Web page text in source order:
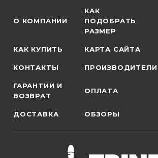
О КОМПАНИИ
КАК
ПОДОБРАТЬ
РАЗМЕР
КАК КУПИТЬ КАРТА САЙТА
КОНТАКТЫ ПРОИЗВОДИТЕЛИ
ГАРАНТИИ И
ВОЗВРАТ
ОПЛАТА
ДОСТАВКА ОБЗОРЫ